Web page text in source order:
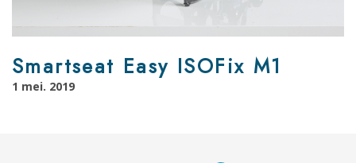
Smartseat Easy ISOFix M1
1 mei. 2019